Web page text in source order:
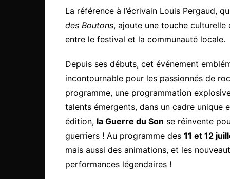
La référence à l’écrivain Louis Pergaud,
des Boutons, ajoute une touche culturelle
entre le festival et la communauté locale.
Depuis ses débuts, cet événement
incontournable pour les passionnés de
programme, une programmation
talents émergents, dans un cadre unique
édition, la Guerre du Son se réinvente
guerriers ! Au programme des 11 et 12
mais aussi des animations, et les
performances légendaires !